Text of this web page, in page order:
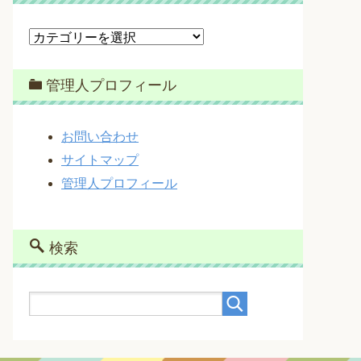
カ
ゴ
リ
ー
管理人プロフィール
お問い合わせ
サイトマップ
管理人プロフィール
検索